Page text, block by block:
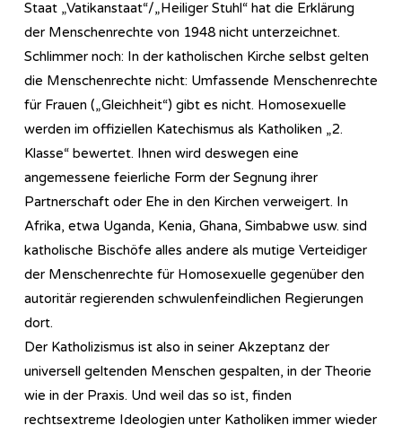
Staat „Vatikanstaat“/„Heiliger Stuhl“ hat die Erklärung
der Menschenrechte von 1948 nicht unterzeichnet.
Schlimmer noch: In der katholischen Kirche selbst gelten
die Menschenrechte nicht: Umfassende Menschenrechte
für Frauen („Gleichheit“) gibt es nicht. Homosexuelle
werden im offiziellen Katechismus als Katholiken „2.
Klasse“ bewertet. Ihnen wird deswegen eine
angemessene feierliche Form der Segnung ihrer
Partnerschaft oder Ehe in den Kirchen verweigert. In
Afrika, etwa Uganda, Kenia, Ghana, Simbabwe usw. sind
katholische Bischöfe alles andere als mutige Verteidiger
der Menschenrechte für Homosexuelle gegenüber den
autoritär regierenden schwulenfeindlichen Regierungen
dort.
Der Katholizismus ist also in seiner Akzeptanz der
universell geltenden Menschen gespalten, in der Theorie
wie in der Praxis. Und weil das so ist, finden
rechtsextreme Ideologien unter Katholiken immer wieder